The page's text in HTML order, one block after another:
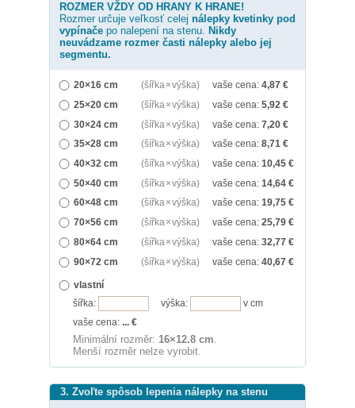
ROZMER VŽDY OD HRANY K HRANE!
Rozmer určuje veľkosť celej nálepky kvetinky pod
vypínače po nalepení na stenu. Nikdy
neuvádzame rozmer časti nálepky alebo jej
segmentu.
20×16 cm (šířka × výška) vaše cena: 4,87 €
25×20 cm
(šířka × výška) vaše cena: 5,92 €
30×24 cm
(šířka × výška) vaše cena: 7,20 €
35×28 cm
(šířka × výška) vaše cena: 8,71 €
40×32 cm
(šířka × výška) vaše cena: 10,45 €
50×40 cm
(šířka × výška) vaše cena: 14,64 €
60×48 cm
(šířka × výška) vaše cena: 19,75 €
70×56 cm
(šířka × výška) vaše cena: 25,79 €
80×64 cm
(šířka × výška) vaše cena: 32,77 €
90×72 cm
(šířka × výška) vaše cena: 40,67 €
vlastní
šířka:
výška:
v cm
vaše cena: ... €
Minimální rozměr: 16×12.8 cm.
Menší rozměr nelze vyrobit.
3. Zvoľte spôsob lepenia nálepky na stenu